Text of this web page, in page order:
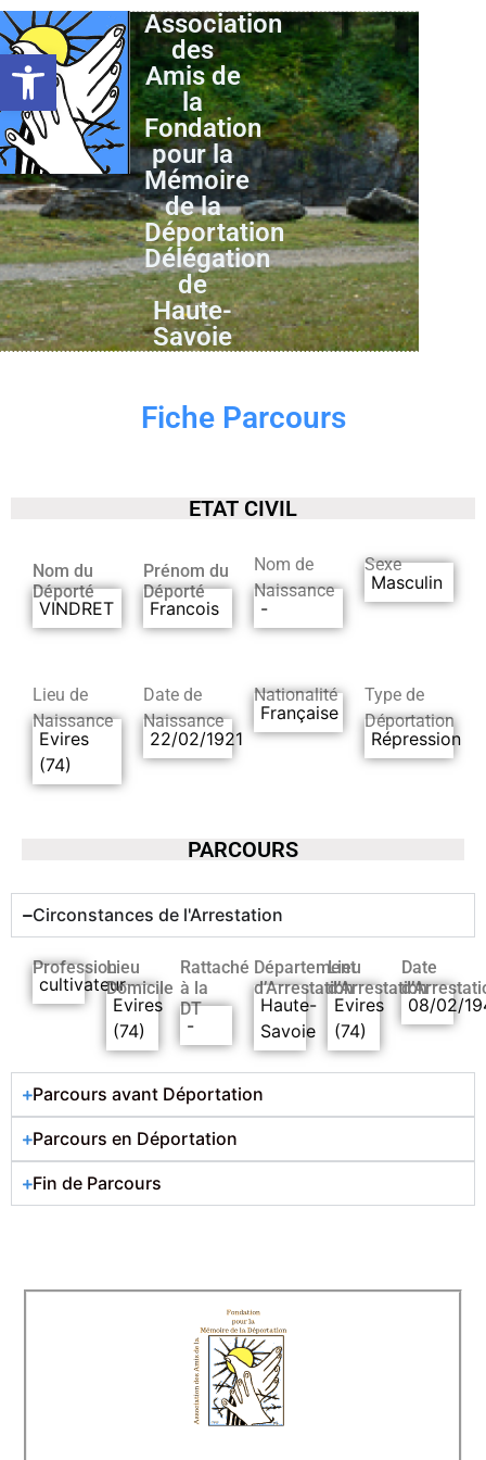
Ouvrir la barre d’outils
Association
des
Amis de
la
Fondation
pour la
Mémoire
de la
Déportation
Délégation
de
Haute-
Savoie
Fiche Parcours
ETAT CIVIL
Nom du
Déporté
VINDRET
Prénom du
Déporté
Francois
Nom de
Naissance
-
Sexe
Masculin
Lieu de
Naissance
Evires
(74)
Date de
Naissance
22/02/1921
Nationalité
Française
Type de
Déportation
Répression
PARCOURS
Circonstances de l'Arrestation
Profession
cultivateur
Lieu
Domicile
Evires
(74)
Rattaché
à la
DT
-
Département
d’Arrestation
Haute-
Savoie
Lieu
d’Arrestation
Evires
(74)
Date
08/02/
Parcours avant Déportation
Parcours en Déportation
Fin de Parcours